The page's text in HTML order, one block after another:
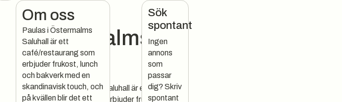
Paulas
Östermalmsh
allen
Paulas i Östermalms Saluhall är ett
café/restaurang som erbjuder frukost,
Om oss
Paulas i Östermalms
Saluhall är ett
café/restaurang som
erbjuder frukost, lunch
och bakverk med en
skandinavisk touch, och
på kvällen blir det ett
Sök
spontant
Ingen
annons
som
passar
dig? Skriv
spontant